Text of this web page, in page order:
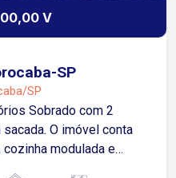
V
SP
SP
Sobrado com 2
O imóvel conta
modulada e